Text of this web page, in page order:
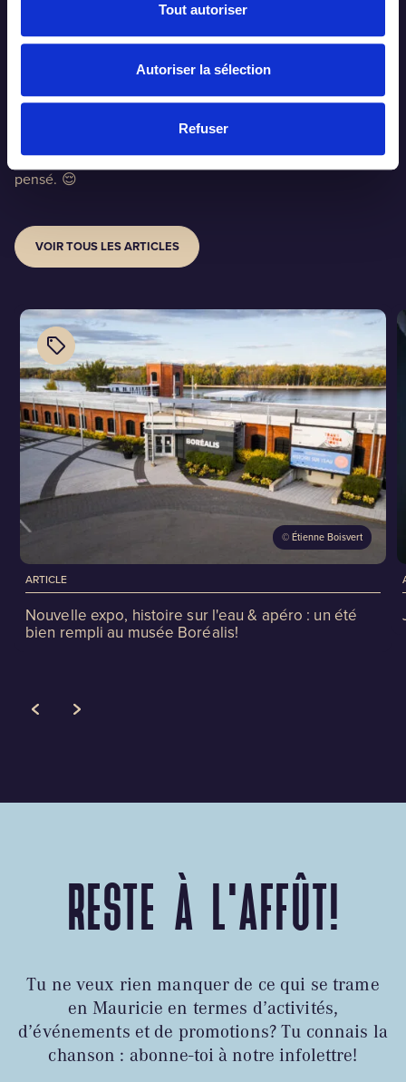
Tout autoriser
Autoriser la sélection
Refuser
On l’a testé pour toi!
Des activités, on en a testé une trâlée! Fie-toi à notre avis
d’expert pour planifier ton séjour en Mauricie. Gageons
qu’il y a plusieurs activités auxquelles tu n’as même pas
pensé. 😌
VOIR TOUS LES ARTICLES
©Étienne Boisvert
ARTICLE
Nouvelle expo, histoire sur l'eau & apéro : un été
bien rempli au musée Boréalis!
RESTE À L'AFFÛT!
Tu ne veux rien manquer de ce qui se trame
en Mauricie en termes d’activités,
d’événements et de promotions? Tu connais la
chanson : abonne-toi à notre infolettre!